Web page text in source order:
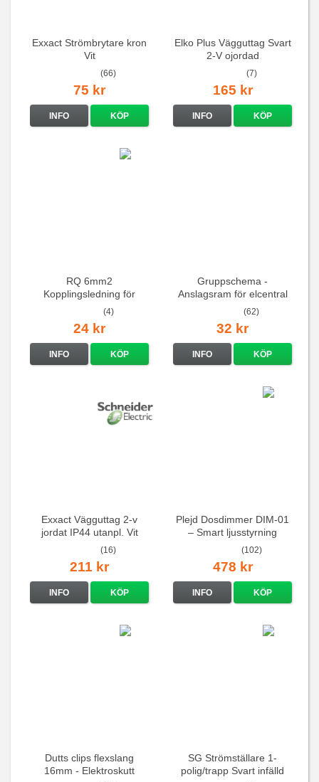
Exxact Strömbrytare kron
Vit
(66)
75 kr
INFO KÖP
Elko Plus Vägguttag Svart
2-V ojordad
(7)
165 kr
INFO KÖP
RQ 6mm2
Kopplingsledning för
elcentraler mm
(4)
24 kr
INFO KÖP
Gruppschema -
Anslagsram för elcentral
(62)
32 kr
INFO KÖP
Exxact Vägguttag 2-v
jordat IP44 utanpl. Vit
(16)
211 kr
INFO KÖP
Plejd Dosdimmer DIM-01
– Smart ljusstyrning
(102)
478 kr
INFO KÖP
Dutts clips flexslang
16mm - Elektroskutt
SG Strömställare 1-
polig/trapp Svart infälld